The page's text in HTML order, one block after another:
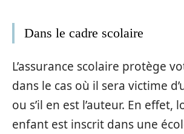
Dans le cadre scolaire
L’assurance scolaire protège
dans le cas où il sera victime
ou s’il en est l’auteur. En effet,
enfant est inscrit dans une